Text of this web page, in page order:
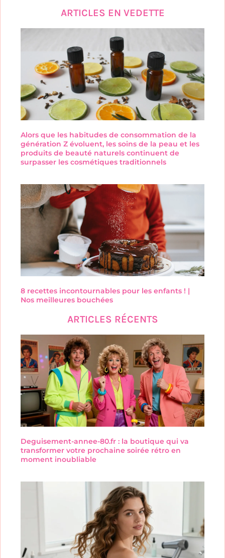
ARTICLES EN VEDETTE
Alors que les habitudes de consommation de la
génération Z évoluent, les soins de la peau et les
produits de beauté naturels continuent de
surpasser les cosmétiques traditionnels
8 recettes incontournables pour les enfants ! |
Nos meilleures bouchées
ARTICLES RÉCENTS
Deguisement-annee-80.fr : la boutique qui va
transformer votre prochaine soirée rétro en
moment inoubliable